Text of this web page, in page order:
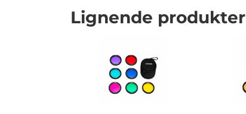
Lignende produkter